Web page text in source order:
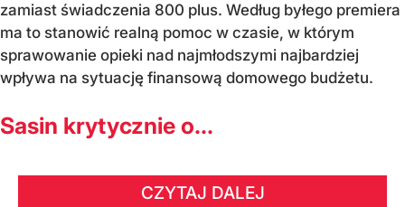
zamiast świadczenia 800 plus. Według byłego premiera
ma to stanowić realną pomoc w czasie, w którym
sprawowanie opieki nad najmłodszymi najbardziej
wpływa na sytuację finansową domowego budżetu.
Sasin krytycznie o...
CZYTAJ DALEJ